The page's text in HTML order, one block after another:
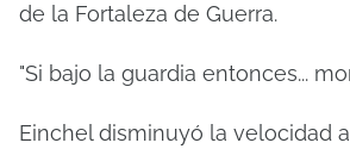
de la Fortaleza de Guerra.
"Si bajo la guardia entonces...
Einchel disminuyó la velocidad